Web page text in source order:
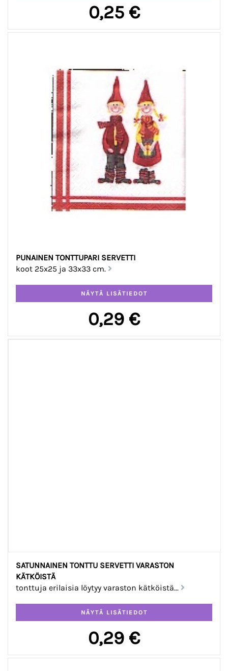
0,25 €
PUNAINEN TONTTUPARI SERVETTI
koot 25x25 ja 33x33 cm.
0,29 €
SATUNNAINEN TONTTU SERVETTI VARASTON
KÄTKÖISTÄ
tonttuja erilaisia löytyy varaston kätköistä...
0,29 €